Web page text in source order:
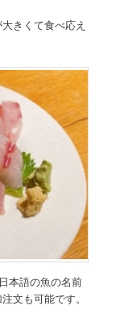
きくて食べ応え
本語の魚の名前
文も可能です。